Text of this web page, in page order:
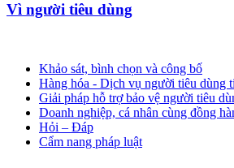
Vì người tiêu dùng
Khảo sát, bình chọn và công bố
Hàng hóa - Dịch vụ người tiêu dùng
Giải pháp hỗ trợ bảo vệ người tiêu
Doanh nghiệp, cá nhân cùng đồng
Hỏi – Đáp
Cẩm nang pháp luật